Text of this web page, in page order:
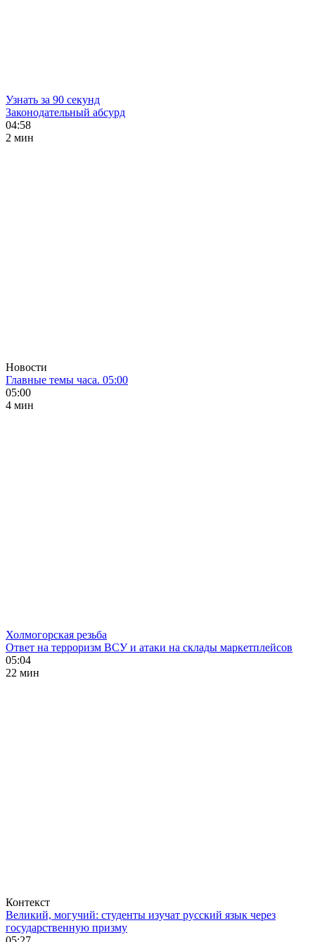
Узнать за 90 секунд
Законодательный абсурд
04:58
2 мин
Новости
Главные темы часа. 05:00
05:00
4 мин
Холмогорская резьба
Ответ на терроризм ВСУ и атаки на склады маркетплейсов
05:04
22 мин
Контекст
Великий, могучий: студенты изучат русский язык через
государственную призму